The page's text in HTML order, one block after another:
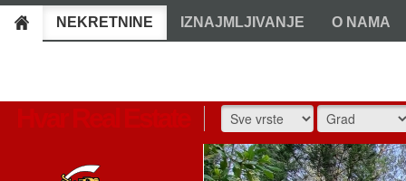
NEKRETNINE IZNAJMLJIVANJE O NAMA